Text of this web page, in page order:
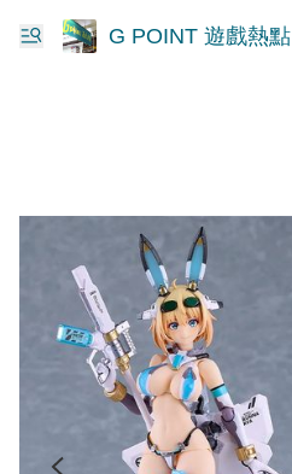
G POINT 遊戲熱點